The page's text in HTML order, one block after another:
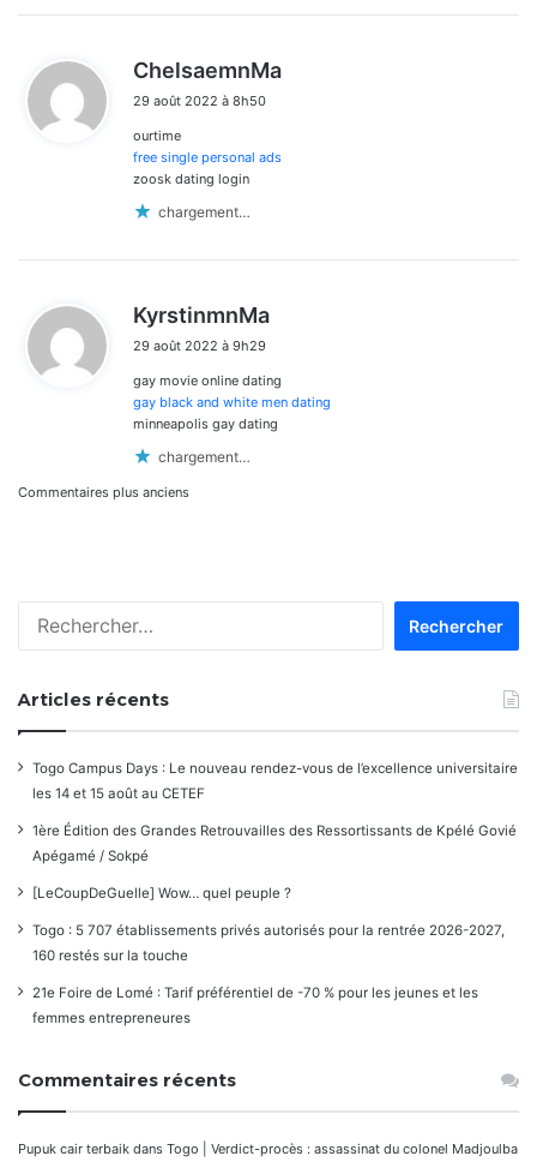
ChelsaemnMa
29 août 2022 à 8h50
ourtime
free single personal ads
zoosk dating login
chargement…
KyrstinmnMa
:
29 août 2022 à 9h29
gay movie online dating
gay black and white men dating
minneapolis gay dating
chargement…
Navigation
commentaires
Commentaires plus anciens
Articles récents
Togo Campus Days : Le nouveau rendez-vous de l’excellence universitaire
les 14 et 15 août au CETEF
1ère Édition des Grandes Retrouvailles des Ressortissants de Kpélé Govié
Apégamé / Sokpé
[LeCoupDeGuelle] Wow… quel peuple ?
Togo : 5 707 établissements privés autorisés pour la rentrée 2026-2027,
160 restés sur la touche
21e Foire de Lomé : Tarif préférentiel de -70 % pour les jeunes et les
femmes entrepreneures
Commentaires récents
Pupuk cair terbaik dans Togo | Verdict-procès : assassinat du colonel Madjoulba